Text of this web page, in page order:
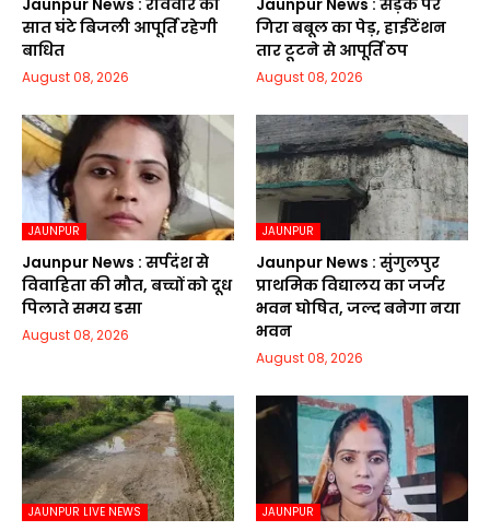
Jaunpur News : रविवार को
सात घंटे बिजली आपूर्ति रहेगी
बाधित
August 08, 2026
Jaunpur News : सड़क पर
गिरा बबूल का पेड़, हाईटेंशन
तार टूटने से आपूर्ति ठप
August 08, 2026
JAUNPUR
Jaunpur News : सर्पदंश से
विवाहिता की मौत, बच्चों को दूध
पिलाते समय डसा
August 08, 2026
JAUNPUR
Jaunpur News : सुंगुलपुर
प्राथमिक विद्यालय का जर्जर
भवन घोषित, जल्द बनेगा नया
भवन
August 08, 2026
JAUNPUR LIVE NEWS JAUNPUR